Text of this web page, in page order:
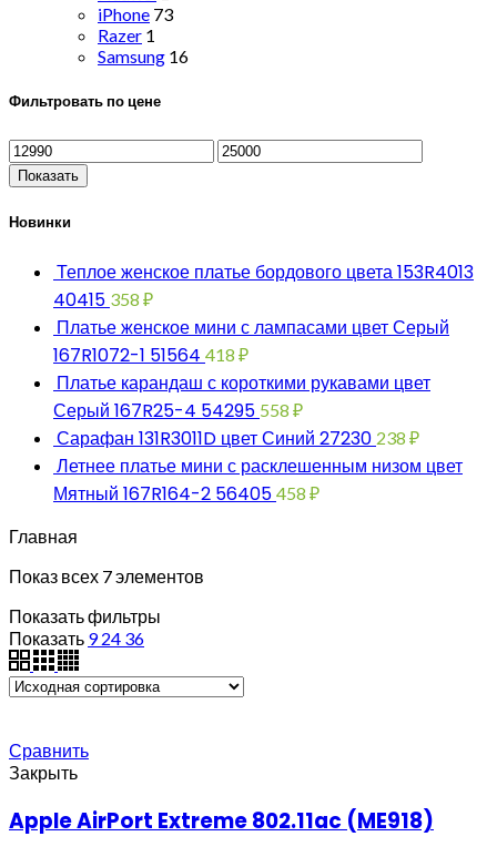
iPhone 73
Razer 1
Samsung 16
Фильтровать по цене
Показать
Новинки
Теплое женское платье бордового цвета 153R4013
40415 358 ₽
Платье женское мини с лампасами цвет Серый
167R1072-1 51564 418 ₽
Платье карандаш с короткими рукавами цвет
Серый 167R25-4 54295 558 ₽
Сарафан 131R3011D цвет Синий 27230 238 ₽
Летнее платье мини с расклешенным низом цвет
Мятный 167R164-2 56405 458 ₽
Главная
Показ всех 7 элементов
Показать фильтры
Показать 9 24 36
Сравнить
Закрыть
Apple AirPort Extreme 802.11ac (ME918)